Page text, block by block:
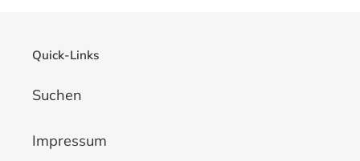
Quick-Links
Suchen
Impressum